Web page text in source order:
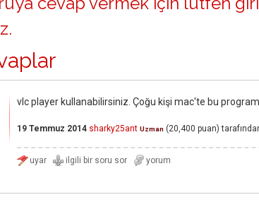
.
vlc player kullanabilirsiniz. Çoğu kişi mac'te bu
19 Temmuz 2014 sharky25ant Uzman (20,400 puan)